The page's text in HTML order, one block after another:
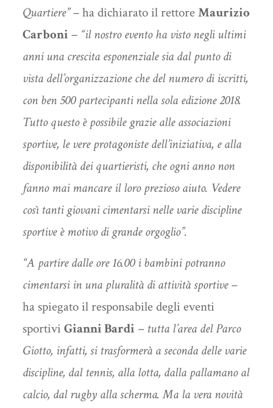
Quartiere”– ha dichiarato il rettoreMaurizio
Carboni –“il nostro evento ha visto negli ultimi
anni una crescita esponenziale sia dal punto di
vista dell’organizzazione che del numero di iscritti,
con ben 500 partecipanti nella sola edizione 2018.
Tutto questo è possibile grazie alle associazioni
sportive, le vere protagoniste dell’iniziativa, e alla
disponibilità dei quartieristi, che ogni anno non
fanno mai mancare il loro prezioso aiuto. Vedere
così tanti giovani cimentarsi nelle varie discipline
sportive è motivo di grande orgoglio”.
“A partire dalle ore 16.00 i bambini potranno
cimentarsi in una pluralità di attività sportive –
ha spiegato il responsabile degli eventi
sportivi Gianni Bardi – tutta l’area del Parco
Giotto, infatti, si trasformerà a seconda delle varie
discipline, dal tennis, alla lotta, dalla pallamano al
calcio, dal rugby alla scherma. Ma la vera novità